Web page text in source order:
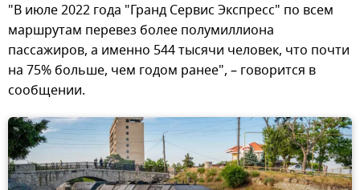
"В июле 2022 года "Гранд Сервис Экспресс" по всем
маршрутам перевез более полумиллиона
пассажиров, а именно 544 тысячи человек, что почти
на 75% больше, чем годом ранее", – говорится в
сообщении.